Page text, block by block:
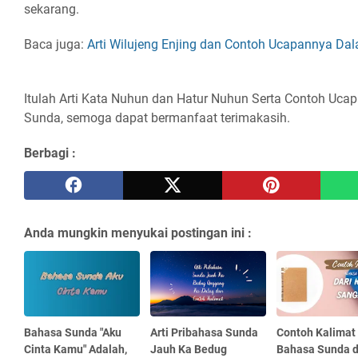
sekarang.
Baca juga: Arti Wilujeng Enjing dan Contoh Ucapannya
Itulah Arti Kata Nuhun dan Hatur Nuhun Serta Contoh
Sunda, semoga dapat bermanfaat terimakasih.
Berbagi :
Anda mungkin menyukai postingan ini :
Bahasa Sunda "Aku
Cinta Kamu" Adalah,
Arti Pribahasa Sunda
Jauh Ka Bedug
Contoh Kalimat
Bahasa Sunda